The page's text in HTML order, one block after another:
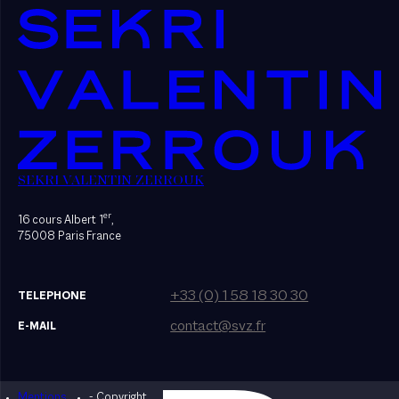
SEKRI VALENTIN ZERROUK
16 cours Albert 1er,
75008 Paris France
TELEPHONE +33 (0) 1 58 18 30 30
E-MAIL contact@svz.fr